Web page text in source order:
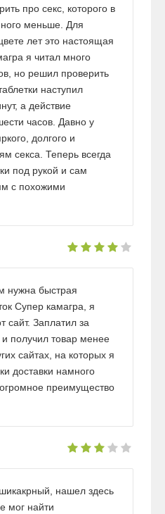
про секс, которого в
меньше. Для
лет это настоящая
я читал много
но решил проверить
наступил
а действие
часов. Давно у
долгого и
секса. Теперь всегда
под рукой и сам
с похожими
нужна быстрая
Супер камагра, я
сайт. Заплатил за
и получил товар менее
сайтах, на которых я
доставки намного
преимущество
нашел здесь
мог найти